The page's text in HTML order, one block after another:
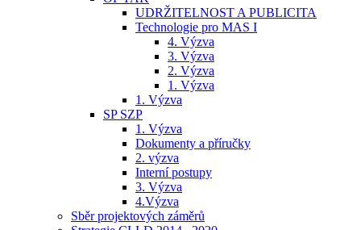
UDRŽITELNOST A PUBLICITA
Technologie pro MAS I
4. Výzva
3. Výzva
2. Výzva
1. Výzva
1. Výzva
SP SZP
1. Výzva
Dokumenty a příručky
2. výzva
Interní postupy
3. Výzva
4.Výzva
Sběr projektových záměrů